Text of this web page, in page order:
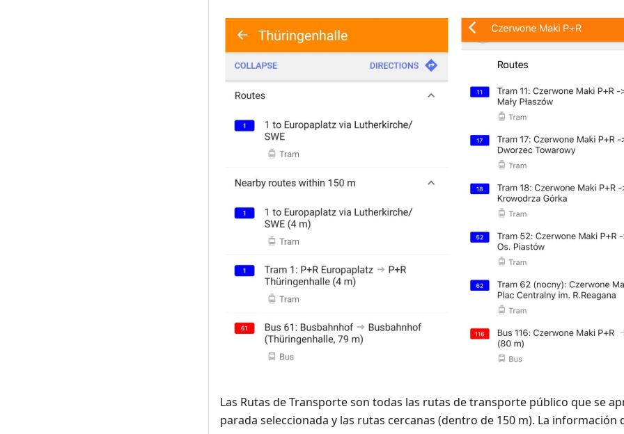
Las Rutas de Transporte son todas las rutas de transporte público que se
parada seleccionada y las rutas cercanas (dentro de 150 m). La información